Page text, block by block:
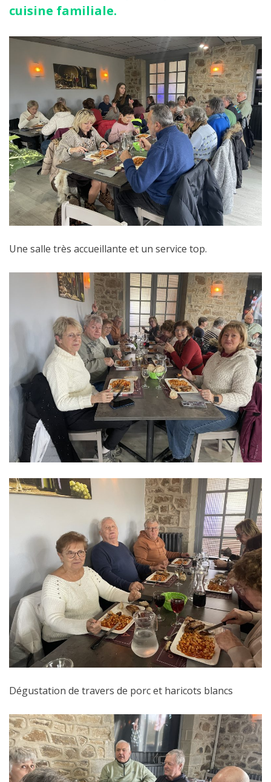
cuisine familiale.
Une salle très accueillante et un service top.
Dégustation de travers de porc et haricots blancs